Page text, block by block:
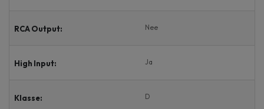
RCA Output: Nee
High Input: Ja
Klasse: D